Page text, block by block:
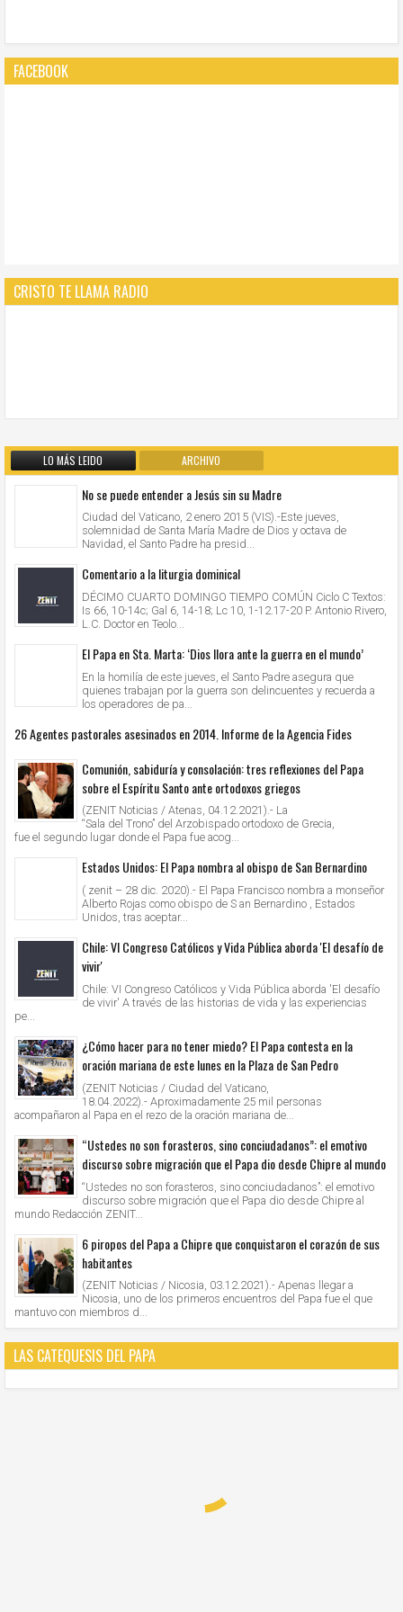
FACEBOOK
CRISTO TE LLAMA RADIO
LO MÁS LEIDO ARCHIVO
No se puede entender a Jesús sin su Madre
Ciudad del Vaticano, 2 enero 2015 (VIS).-Este jueves,
solemnidad de Santa María Madre de Dios y octava de
Navidad, el Santo Padre ha presid...
Comentario a la liturgia dominical
DÉCIMO CUARTO DOMINGO TIEMPO COMÚN Ciclo C Textos:
Is 66, 10-14c; Gal 6, 14-18; Lc 10, 1-12.17-20 P. Antonio Rivero,
L.C. Doctor en Teolo...
El Papa en Sta. Marta: ‘Dios llora ante la guerra en el mundo’
En la homilía de este jueves, el Santo Padre asegura que
quienes trabajan por la guerra son delincuentes y recuerda a
los operadores de pa...
26 Agentes pastorales asesinados en 2014. Informe de la Agencia Fides
Comunión, sabiduría y consolación: tres reflexiones del Papa
sobre el Espíritu Santo ante ortodoxos griegos
(ZENIT Noticias / Atenas, 04.12.2021).- La
“Sala del Trono” del Arzobispado ortodoxo de Grecia,
fue el segundo lugar donde el Papa fue acog...
Estados Unidos: El Papa nombra al obispo de San Bernardino
( zenit – 28 dic. 2020).- El Papa Francisco nombra a monseñor
Alberto Rojas como obispo de S an Bernardino , Estados
Unidos, tras aceptar...
Chile: VI Congreso Católicos y Vida Pública aborda 'El desafío de
vivir'
Chile: VI Congreso Católicos y Vida Pública aborda 'El desafío
de vivir' A través de las historias de vida y las experiencias
pe...
¿Cómo hacer para no tener miedo? El Papa contesta en la
oración mariana de este lunes en la Plaza de San Pedro
(ZENIT Noticias / Ciudad del Vaticano,
18.04.2022).- Aproximadamente 25 mil personas
acompañaron al Papa en el rezo de la oración mariana de...
“Ustedes no son forasteros, sino conciudadanos”: el emotivo
discurso sobre migración que el Papa dio desde Chipre al mundo
“Ustedes no son forasteros, sino conciudadanos”: el emotivo
discurso sobre migración que el Papa dio desde Chipre al
mundo Redacción ZENIT...
6 piropos del Papa a Chipre que conquistaron el corazón de sus
habitantes
(ZENIT Noticias / Nicosia, 03.12.2021).- Apenas llegar a
Nicosia, uno de los primeros encuentros del Papa fue el que
mantuvo con miembros d...
LAS CATEQUESIS DEL PAPA